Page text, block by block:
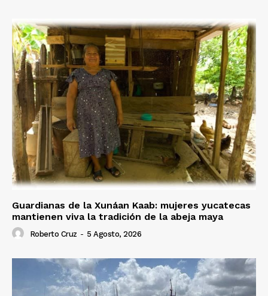
Guardianas de la Xunáan Kaab: mujeres yucatecas
mantienen viva la tradición de la abeja maya
Roberto Cruz - 5 Agosto, 2026